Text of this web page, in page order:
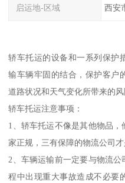
启运地-区域 西安
轿车托运的设备和一系列保护
输车辆牢固的结合，保护客户
道路状况和天气变化所带来的风
轿车托运注意事项：
1、轿车托运不像是其他物品
家正规，三有保障的物流公司才
2、车辆运输前一定要与物流
程中出现重大事故造成不必要